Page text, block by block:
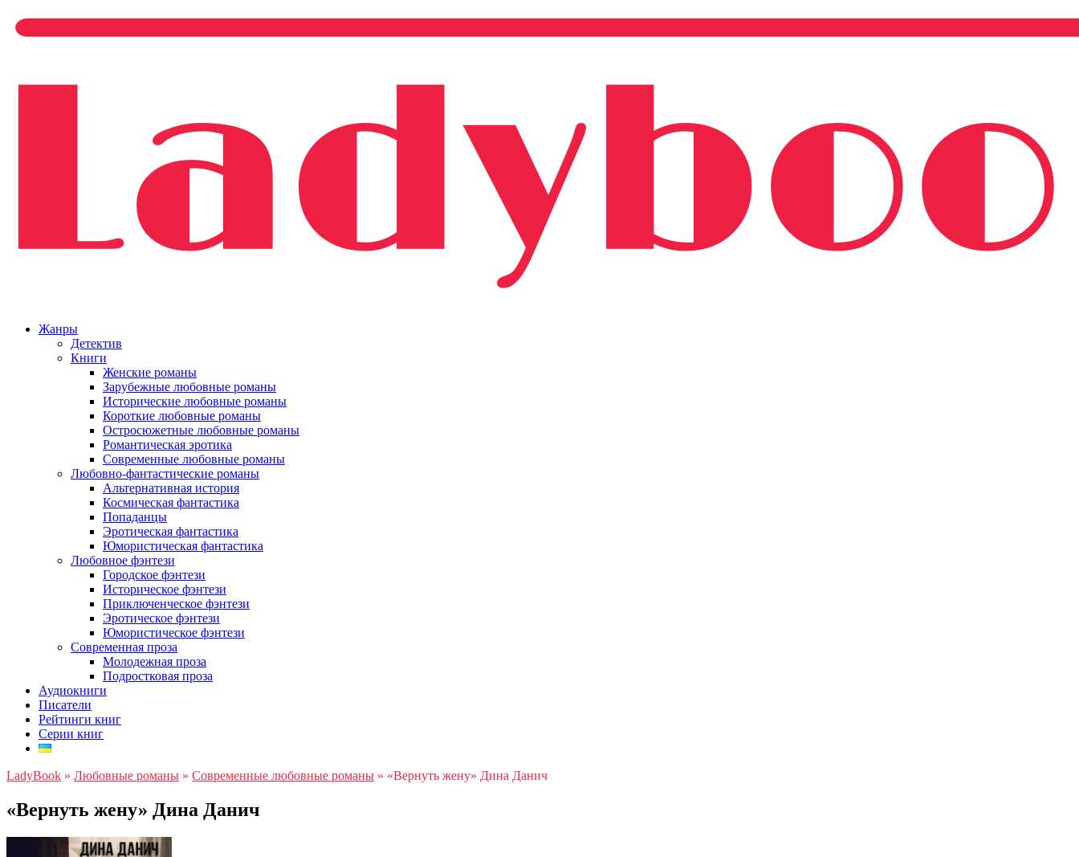
Жанры
Детектив
Книги
Женские романы
Зарубежные любовные романы
Исторические любовные романы
Короткие любовные романы
Остросюжетные любовные романы
Романтическая эротика
Современные любовные романы
Любовно-фантастические романы
Альтернативная история
Космическая фантастика
Попаданцы
Эротическая фантастика
Юмористическая фантастика
Любовное фэнтези
Городское фэнтези
Историческое фэнтези
Приключенческое фэнтези
Эротическое фэнтези
Юмористическое фэнтези
Современная проза
Молодежная проза
Подростковая проза
Аудиокниги
Писатели
Рейтинги книг
Серии книг
LadyBook » Любовные романы » Современные любовные романы » «Вернуть жену» Дина Данич
«Вернуть жену» Дина Данич